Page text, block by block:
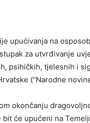
upućivanja na
za utvrđivanje
psihičkih, tjelesnih i
(“Narodne
okončanju
će upućeni na